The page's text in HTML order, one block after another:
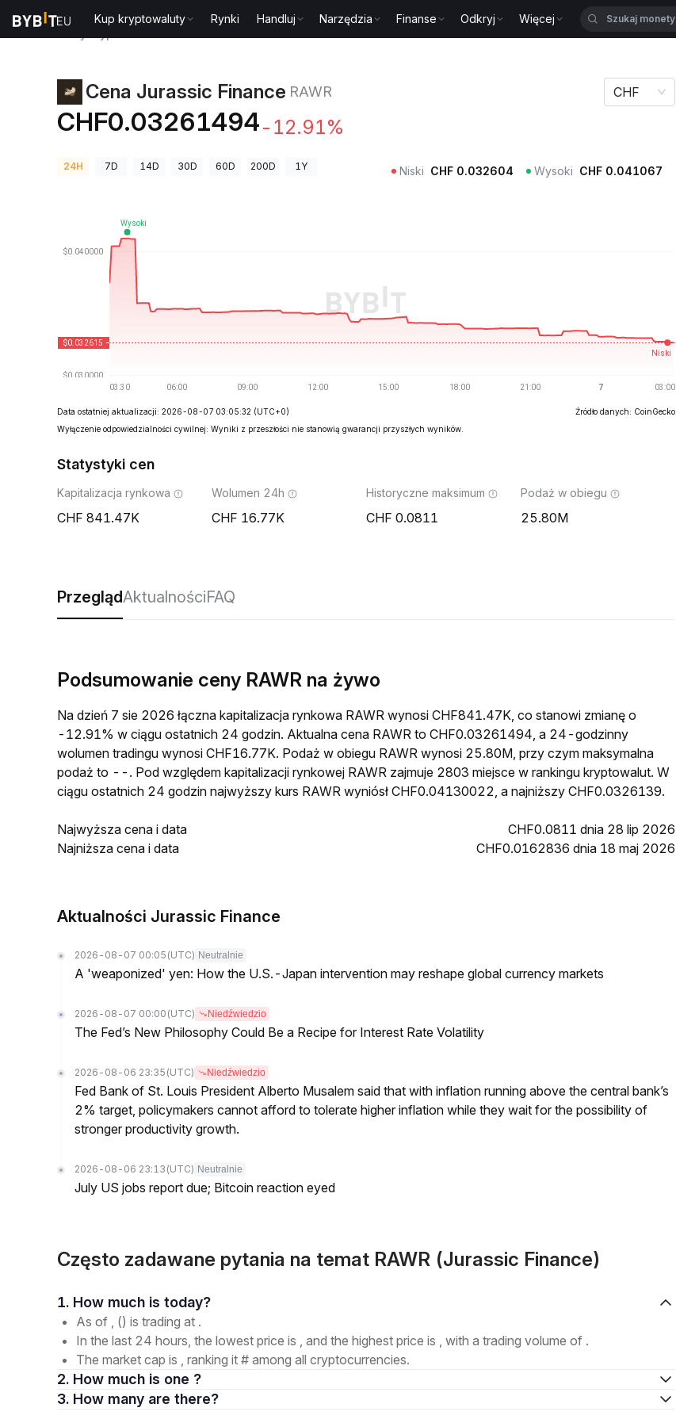
Kup kryptowaluty Rynki Handluj Narzędzia Finanse Odkryj Więcej
Cena Jurassic Finance RAWR
CHF0.03261494-12.91%
CHF
24H 7D 14D 30D 60D 200D 1Y Niski CHF 0.032604 Wysoki CHF 0.041067
Data ostatniej aktualizacji: 2026-08-07 03:05:32 (UTC+0)
Źródło danych: CoinGecko
Wyłączenie odpowiedzialności cywilnej: Wyniki z przeszłości nie stanowią gwarancji przyszłych wyników.
Statystyki cen
Kapitalizacja rynkowa
841.47K
Wolumen 24h
16.77K
Historyczne maksimum
0.0811
Podaż w obiegu
25.80M
PrzeglądAktualnościFAQ
Podsumowanie ceny RAWR na żywo
Na dzień 7 sie 2026 łączna kapitalizacja rynkowa RAWR wynosi CHF841.47K, co stanowi zmianę o
-12.91% w ciągu ostatnich 24 godzin. Aktualna cena RAWR to CHF0.03261494, a 24-godzinny
wolumen tradingu wynosi CHF16.77K. Podaż w obiegu RAWR wynosi 25.80M, przy czym maksymalna
podaż to --. Pod względem kapitalizacji rynkowej RAWR zajmuje 2803 miejsce w rankingu kryptowalut. W
ciągu ostatnich 24 godzin najwyższy kurs RAWR wyniósł CHF0.04130022, a najniższy CHF0.0326139.
Najwyższa cena i data
CHF0.0811 dnia 28 lip 2026
Najniższa cena i data
CHF0.0162836 dnia 18 maj 2026
Aktualności Jurassic Finance
2026-08-07 00:05 (UTC) Neutralnie
A 'weaponized' yen: How the U.S.-Japan intervention may reshape global currency markets
2026-08-07 00:00 (UTC) Niedźwiedzio
The Fed’s New Philosophy Could Be a Recipe for Interest Rate Volatility
2026-08-06 23:35 (UTC) Niedźwiedzio
Fed Bank of St. Louis President Alberto Musalem said that with inflation running above the central bank’s
2% target, policymakers cannot afford to tolerate higher inflation while they wait for the possibility of
stronger productivity growth.
2026-08-06 23:13 (UTC) Neutralnie
July US jobs report due; Bitcoin reaction eyed
Często zadawane pytania na temat RAWR (Jurassic Finance)
1. How much is today?
As of , () is trading at .
In the last 24 hours, the lowest price is , and the highest price is , with a trading volume of .
The market cap is , ranking it # among all cryptocurrencies.
2. How much is one ?
3. How many are there?